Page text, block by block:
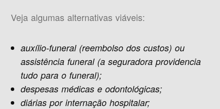
Veja algumas alternativas viáveis:
auxílio-funeral (reembolso dos custos) ou
assistência funeral (a seguradora providencia
tudo para o funeral);
despesas médicas e odontológicas;
diárias por internação hospitalar;